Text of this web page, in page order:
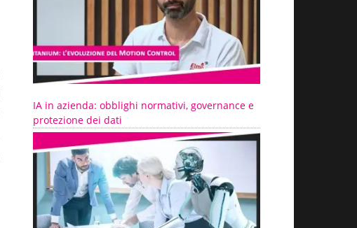
IA in azienda: obblighi normativi, governance e
protezione dei dati